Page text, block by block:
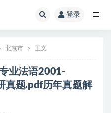
登录
北京市 正文
业法语2001-
真题.pdf历年真题解